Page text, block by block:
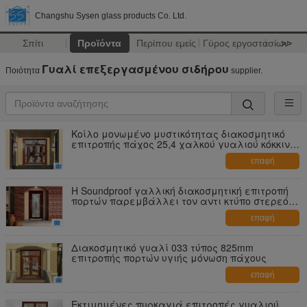
Changshu Sysen glass products Co. Ltd.
Σπίτι Προϊόντα Περίπου εμείς Γύρος εργοστασίων
>>
Ποιότητα Γυαλί επεξεργασμένου σιδήρου supplier.
Κοίλο μονωμένο μυστικότητας διακοσμητικό
επιτροπής πάχος 25,4 χαλκού γυαλιού κόκκινο
επαφή
Η Soundproof γαλλική διακοσμητική επιτροπή
πορτών παρεμβάλλει τον αντι κτύπο στερεό
επαφή
Διακοσμητικό γυαλί 033 τύπος 825mm
επιτροπής πορτών υγιής μόνωση πάχους
επαφή
Εκτιμημένες πυρκαγιά επιτροπές γυαλιού